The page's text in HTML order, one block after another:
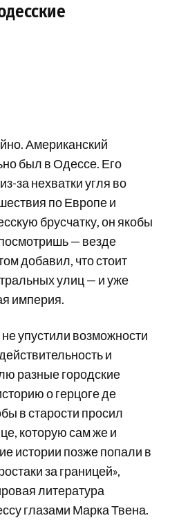
Американский
был в Одессе. Его
за нехватки угля во
по Европе и
брусчатку, он якобы
— везде
добавил, что стоит
улиц — и уже
империя.
упустили возможности
и
разные городские
о герцоге де
в старости просил
которую сам же и
истории позже попали в
за границей»,
литература
глазами Марка Твена.